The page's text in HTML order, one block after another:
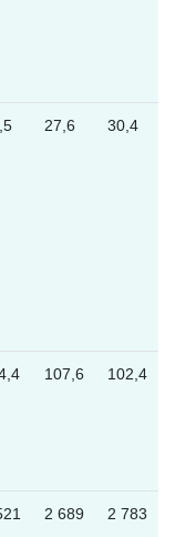
27,6 30,4
107,6 102,4
2 689 2 783